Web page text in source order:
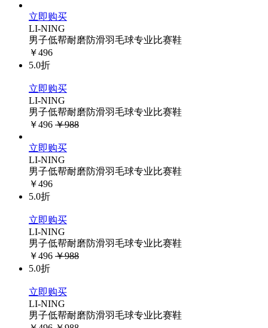
立即购买
LI-NING
男子低帮耐磨防滑羽毛球专业比赛鞋
￥496
5.0折
立即购买
LI-NING
男子低帮耐磨防滑羽毛球专业比赛鞋
￥496 ￥988
立即购买
LI-NING
男子低帮耐磨防滑羽毛球专业比赛鞋
￥496
5.0折
立即购买
LI-NING
男子低帮耐磨防滑羽毛球专业比赛鞋
￥496 ￥988
5.0折
立即购买
LI-NING
男子低帮耐磨防滑羽毛球专业比赛鞋